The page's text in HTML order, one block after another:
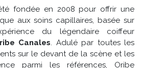
fondée en 2008 pour offrir une
aux soins capillaires, basée sur
du légendaire coiffeur
Canales. Adulé par toutes les
sur le devant de la scène et les
parmi les références, Oribe